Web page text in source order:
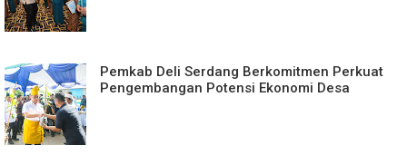
Pemkab Deli Serdang Berkomitmen Perkuat
Pengembangan Potensi Ekonomi Desa